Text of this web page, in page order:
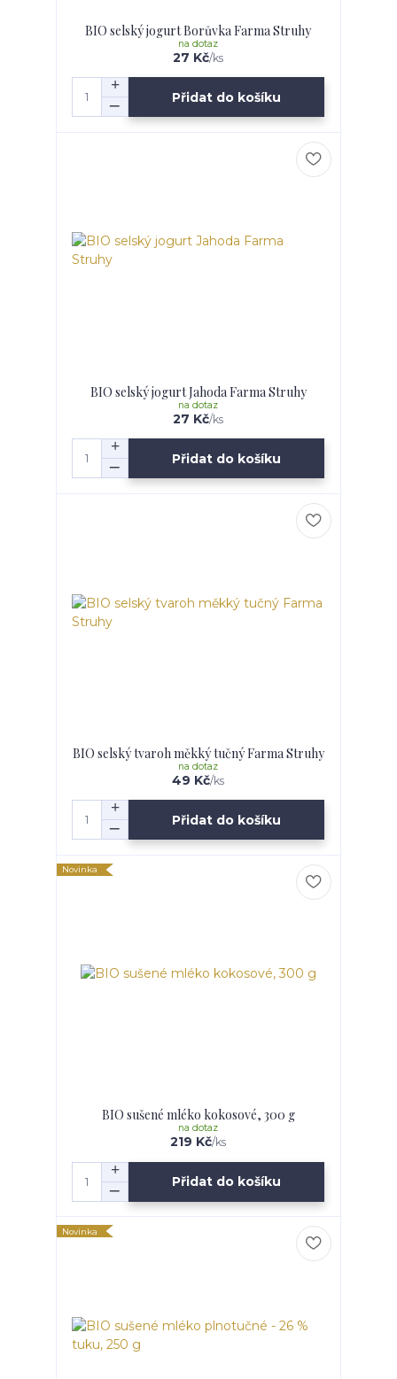
BIO selský jogurt Borůvka Farma Struhy
27 Kč/ks
na dotaz
Přidat do košíku
BIO selský jogurt Jahoda Farma Struhy
27 Kč/ks
na dotaz
Přidat do košíku
BIO selský tvaroh měkký tučný Farma Struhy
49 Kč/ks
na dotaz
Přidat do košíku
Novinka
BIO sušené mléko kokosové, 300 g
219 Kč/ks
na dotaz
Přidat do košíku
Novinka